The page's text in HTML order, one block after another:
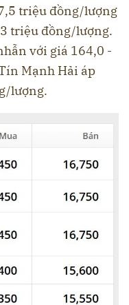
triệu đồng/lượng
triệu đồng/lượng.
với giá 164,0 -
Mạnh Hải áp
lượng.